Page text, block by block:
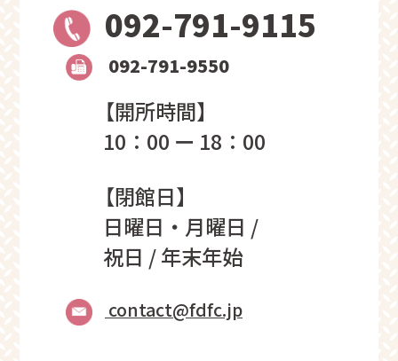
092-791-9115
092-791-9550
【開所時間】
10：00 ー 18：00
【閉館日】
日曜日・月曜日 /
祝日 / 年末年始
contact@fdfc.jp